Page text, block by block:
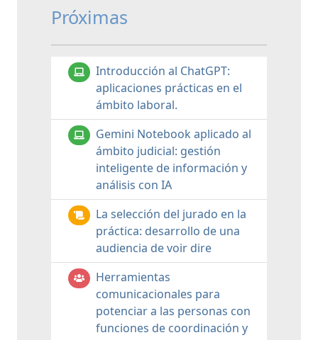
Próximas
Introducción al ChatGPT:
aplicaciones prácticas en el
ámbito laboral.
Gemini Notebook aplicado al
ámbito judicial: gestión
inteligente de información y
análisis con IA
La selección del jurado en la
práctica: desarrollo de una
audiencia de voir dire
Herramientas
comunicacionales para
potenciar a las personas con
funciones de coordinación y